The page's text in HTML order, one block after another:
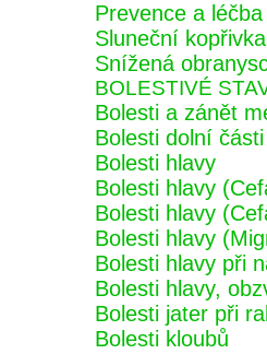
Prevence a
Sluneční kopřivka
Snížená
BOLESTIVÉ
Bolesti a zánět
Bolesti dolní
Bolesti hlavy
Bolesti hlavy
Bolesti hlavy
Bolesti hlavy
Bolesti hlavy při
Bolesti hlavy,
Bolesti jater při
Bolesti kloubů